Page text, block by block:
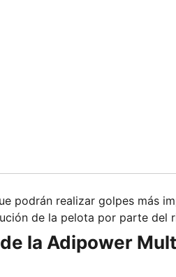
podrán realizar golpes más
de la pelota por parte del
la Adipower